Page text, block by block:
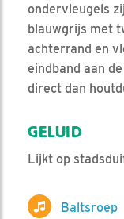
ondervleugels
blauwgrijs met
achterrand en
eindband aan
direct dan
GELUID
Lijkt op
Baltsroep